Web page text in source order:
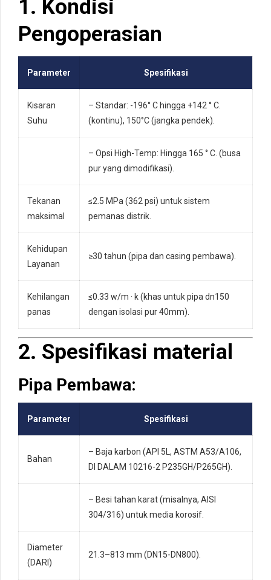
1. Kondisi
Pengoperasian
Parameter Spesifikasi
Kisaran
Suhu
– Standar: -196° C hingga +142 ° C.
(kontinu), 150°C (jangka pendek).
– Opsi High-Temp: Hingga 165 ° C. (busa
pur yang dimodifikasi).
Tekanan
maksimal
≤2.5 MPa (362 psi) untuk sistem
pemanas distrik.
Kehidupan
Layanan
≥30 tahun (pipa dan casing pembawa).
Kehilangan
panas
≤0.33 w/m · k (khas untuk pipa dn150
dengan isolasi pur 40mm).
2. Spesifikasi material
Pipa Pembawa:
Parameter Spesifikasi
Bahan
– Baja karbon (API 5L, ASTM A53/A106,
DI DALAM 10216-2 P235GH/P265GH).
– Besi tahan karat (misalnya, AISI
304/316) untuk media korosif.
Diameter
(DARI)
21.3–813 mm (DN15-DN800).